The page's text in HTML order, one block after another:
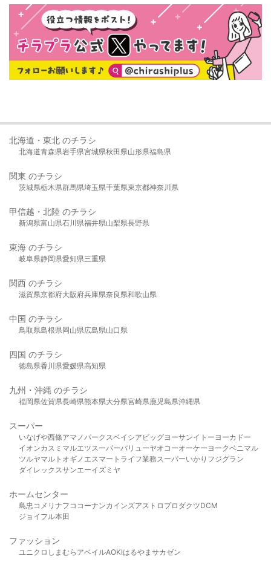
北海道・東北 のチラシ
北海道青森県岩手県宮城県秋田県山形県福島県
関東 のチラシ
茨城県栃木県群馬県埼玉県千葉県東京都神奈川県
甲信越・北陸 のチラシ
新潟県富山県石川県福井県山梨県長野県
東海 のチラシ
岐阜県静岡県愛知県三重県
関西 のチラシ
滋賀県京都府大阪府兵庫県奈良県和歌山県
中国 のチラシ
鳥取県島根県岡山県広島県山口県
四国 のチラシ
徳島県香川県愛媛県高知県
九州・沖縄 のチラシ
福岡県佐賀県長崎県熊本県大分県宮崎県鹿児島県沖縄県
スーパー
いなげや西條アマノパークスベイシア ビッグヨーサンイトーヨーカドー
イオンカスミ マルエツスーパーバリューヤオコーオーケー ヨークベニマル
ツルヤマルト オギノ エスマート ライフ業務スーパーいかり フジグラン
ダイレックスサンエーイズミヤ
ホームセンター
島忠 コメリ ナフコ コーナンカインズアストロプロダクツDCM
ジョイフル本田
ファッション
ユニクロ しまむら アベイルAOKIはるやま サカゼン